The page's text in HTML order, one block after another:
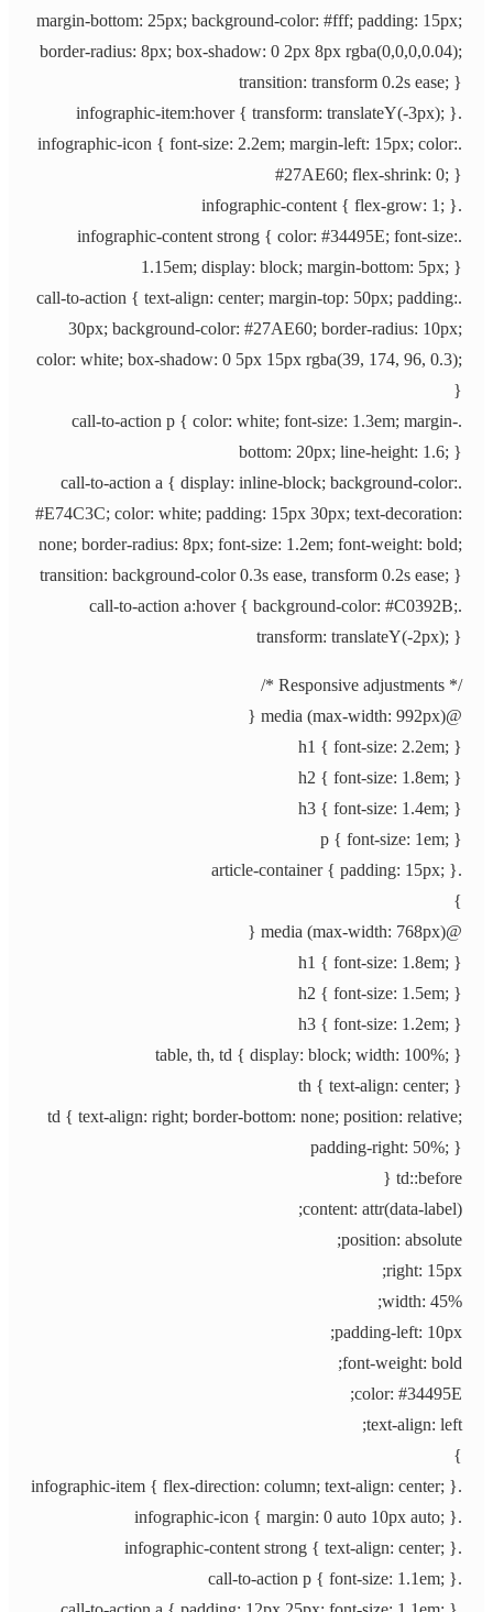
margin-bottom: 25px; background-color: #fff; padding: 15px;
border-radius: 8px; box-shadow: 0 2px 8px rgba(0,0,0,0.04);
transition: transform 0.2s ease; }
.infographic-item:hover { transform: translateY(-3px); }
.infographic-icon { font-size: 2.2em; margin-left: 15px; color:
#27AE60; flex-shrink: 0; }
.infographic-content { flex-grow: 1; }
.infographic-content strong { color: #34495E; font-size:
1.15em; display: block; margin-bottom: 5px; }
.call-to-action { text-align: center; margin-top: 50px; padding:
30px; background-color: #27AE60; border-radius: 10px;
color: white; box-shadow: 0 5px 15px rgba(39, 174, 96, 0.3);
}
.call-to-action p { color: white; font-size: 1.3em; margin-
bottom: 20px; line-height: 1.6; }
.call-to-action a { display: inline-block; background-color:
#E74C3C; color: white; padding: 15px 30px; text-decoration:
none; border-radius: 8px; font-size: 1.2em; font-weight: bold;
transition: background-color 0.3s ease, transform 0.2s ease; }
.call-to-action a:hover { background-color: #C0392B;
transform: translateY(-2px); }
/* Responsive adjustments */
@media (max-width: 992px) {
h1 { font-size: 2.2em; }
h2 { font-size: 1.8em; }
h3 { font-size: 1.4em; }
p { font-size: 1em; }
.article-container { padding: 15px; }
}
@media (max-width: 768px) {
h1 { font-size: 1.8em; }
h2 { font-size: 1.5em; }
h3 { font-size: 1.2em; }
table, th, td { display: block; width: 100%; }
th { text-align: center; }
td { text-align: right; border-bottom: none; position: relative;
padding-right: 50%; }
td::before {
content: attr(data-label);
position: absolute;
right: 15px;
width: 45%;
padding-left: 10px;
font-weight: bold;
color: #34495E;
text-align: left;
}
.infographic-item { flex-direction: column; text-align: center; }
.infographic-icon { margin: 0 auto 10px auto; }
.infographic-content strong { text-align: center; }
.call-to-action p { font-size: 1.1em; }